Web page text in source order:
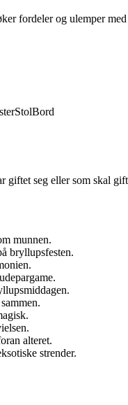
fordeler og ulemper
StolBord
seg eller som skal
munnen.
bryllupsfesten.
alteret.
strender.